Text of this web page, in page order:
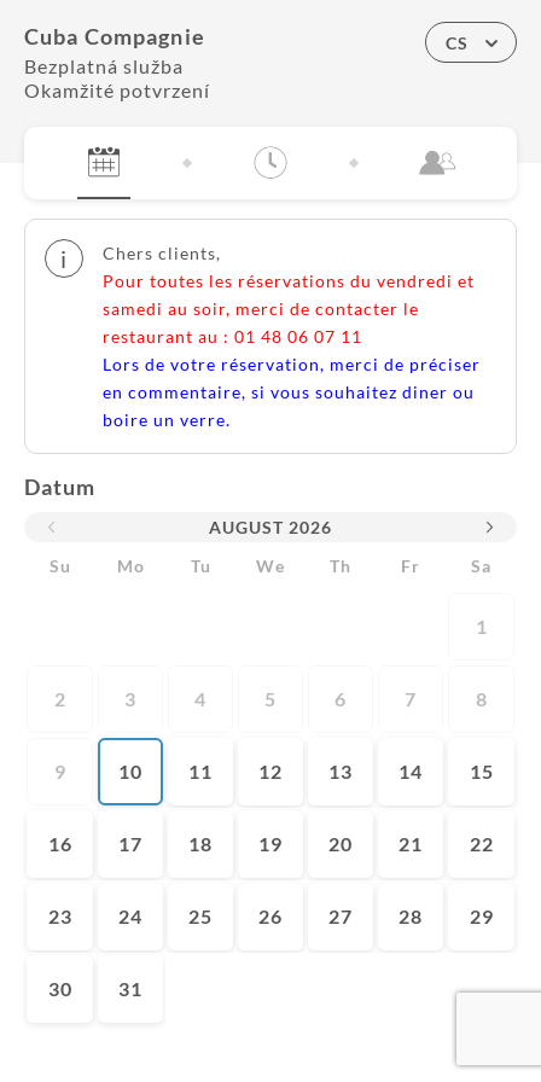
Cuba Compagnie
Bezplatná služba
Okamžité potvrzení
CS
i
Chers clients,
Pour toutes les réservations du vendredi et
samedi au soir, merci de contacter le
restaurant au : 01 48 06 07 11
Lors de votre réservation, merci de préciser
en commentaire, si vous souhaitez diner ou
boire un verre.
Datum
AUGUST 2026
Su
Mo Tu We Th Fr Sa
1
2 3 4 5 6 7 8
9 10 11 12 13 14 15
16 17 18 19 20 21 22
23 24 25 26 27 28 29
30 31